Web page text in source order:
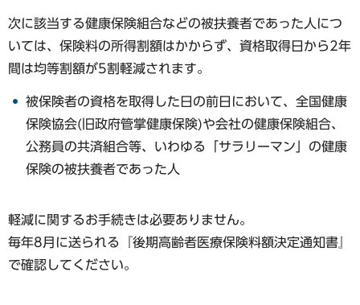
次に該当する健康保険組合などの被扶養者であった人につ
いては、保険料の所得割額はかからず、資格取得日から2年
間は均等割額が5割軽減されます。
被保険者の資格を取得した日の前日において、全国健康
保険協会(旧政府管掌健康保険)や会社の健康保険組合、
公務員の共済組合等、いわゆる「サラリーマン」の健康
保険の被扶養者であった人
軽減に関するお手続きは必要ありません。
毎年8月に送られる『後期高齢者医療保険料額決定通知書』
で確認してください。